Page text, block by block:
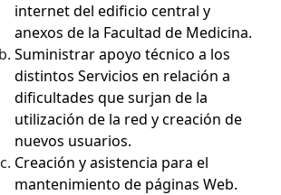
internet del edificio central y
anexos de la Facultad de Medicina.
Suministrar apoyo técnico a los
distintos Servicios en relación a
dificultades que surjan de la
utilización de la red y creación de
nuevos usuarios.
Creación y asistencia para el
mantenimiento de páginas Web.